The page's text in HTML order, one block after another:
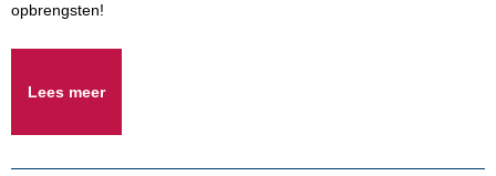
opbrengsten!
Lees meer